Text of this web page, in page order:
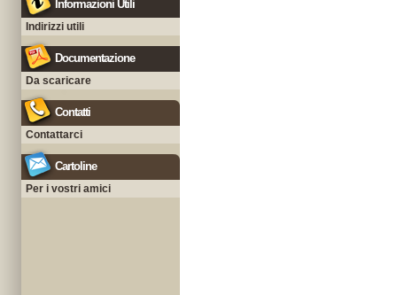
Informazioni Utili
Indirizzi utili
Documentazione
Da scaricare
Contatti
Contattarci
Cartoline
Per i vostri amici